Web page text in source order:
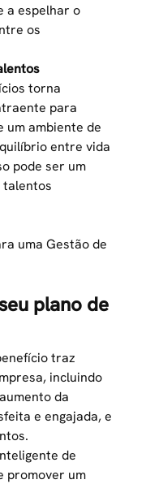
a espelhar o
os
torna
para
um ambiente de
entre vida
pode ser um
talentos
umaGestão de
plano de
traz
incluindo
da
e engajada, e
de
promover um